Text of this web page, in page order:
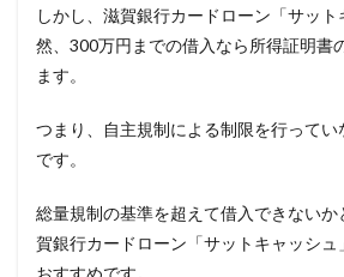
しかし、滋賀銀行カードローン「サッ
然、300万円までの借入なら所得証明書
ます。
つまり、自主規制による制限を行って
です。
総量規制の基準を超えて借入できない
賀銀行カードローン「サットキャッシ
おすすめです。